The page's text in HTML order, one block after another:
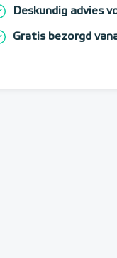
Deskundig advies
Gratis bezorgd